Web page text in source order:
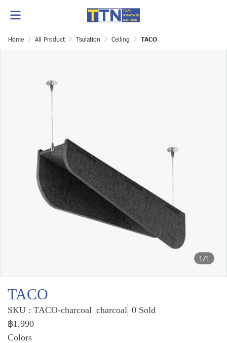
Home All Product Tsulation Ceiling TACO
1/1
TACO
SKU : TACO-charcoal charcoal 0 Sold
฿1,990
Colors